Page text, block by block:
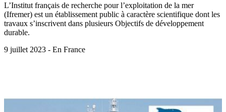
L’Institut français de recherche pour l’exploitation de la mer
(Ifremer) est un établissement public à caractère scientifique dont les
travaux s’inscrivent dans plusieurs Objectifs de développement
durable.
9 juillet 2023 - En France